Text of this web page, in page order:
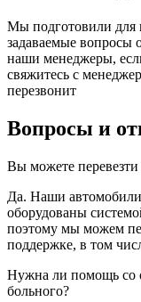
Мы подготовили для
задаваемые вопросы
наши менеджеры,
свяжитесь с
перезвонит
Вопросы и
Вы можете перевезти
Да. Наши
оборудованы
поэтому мы можем
поддержке, в том
Нужна ли помощь со
больного?